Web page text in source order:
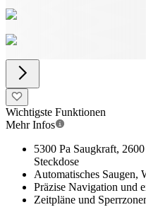
Wichtigste Funktionen
Mehr Infos
5300 Pa Saugkraft,
Steckdose
Automatisches Saugen,
Präzise Navigation und
Zeitpläne und